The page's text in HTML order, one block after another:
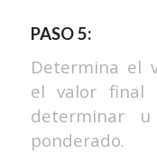
PASO 5:
Determina el
el valor final
determinar
ponderado.